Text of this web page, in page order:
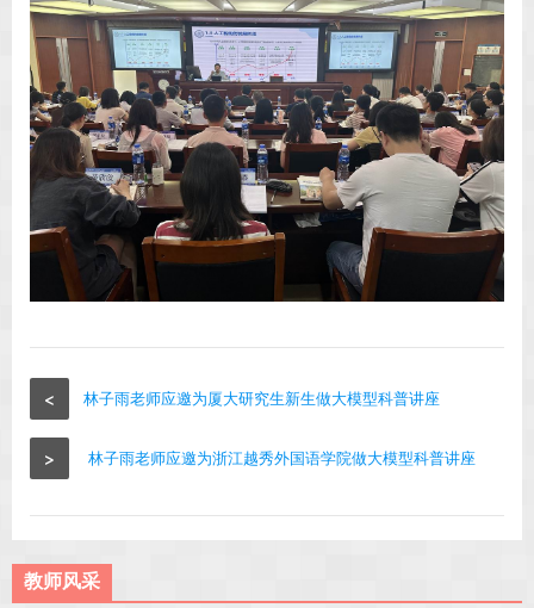
< 林子雨老师应邀为厦大研究生新生做大模型科普讲座
> 林子雨老师应邀为浙江越秀外国语学院做大模型科普讲座
教师风采